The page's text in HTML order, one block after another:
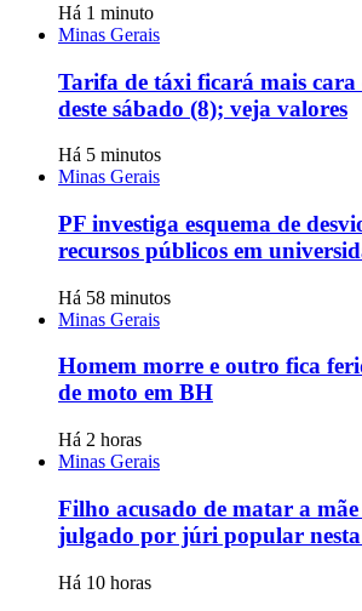
Há 1 minuto
Minas Gerais
Tarifa de táxi ficará mais
deste sábado (8); veja valores
Há 5 minutos
Minas Gerais
PF investiga esquema de
recursos públicos em
Há 58 minutos
Minas Gerais
Homem morre e outro fica
de moto em BH
Há 2 horas
Minas Gerais
Filho acusado de matar a
julgado por júri popular
Há 10 horas